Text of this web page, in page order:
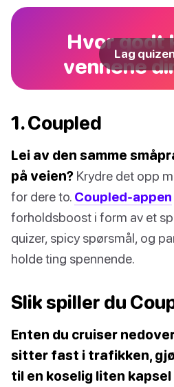
Hvor godt
vennene
Lag
1. Coupled
Lei av den samme
på veien? Krydre det opp
for dere to. Coupled-appen
forholdsboost i form av et
quizer, spicy spørsmål, og
holde ting spennende.
Slik spiller du
Enten du cruiser
sitter fast i trafikken,
til en koselig liten